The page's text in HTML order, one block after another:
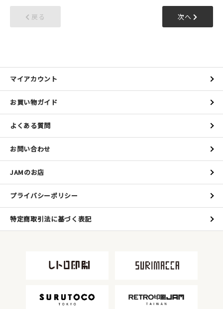
戻る 次へ
マイアカウント
お買い物ガイド
よくある質問
お問い合わせ
JAMのお店
プライバシーポリシー
特定商取引法に基づく表記